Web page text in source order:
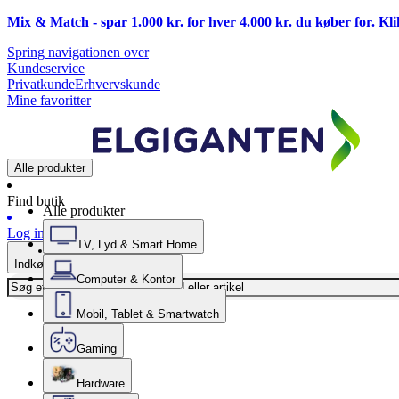
Mix & Match - spar 1.000 kr. for hver 4.000 kr. du køber for.
Spring navigationen over
Kundeservice
PrivatkundeErhvervskunde
Mine favoritter
Alle produkter
Find butik
Log ind
Indkøbskurv
Alle produkter
TV, Lyd & Smart Home
Computer & Kontor
Mobil, Tablet & Smartwatch
Gaming
Hardware